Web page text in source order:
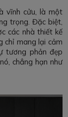
vĩnh cửu, là một
trọng. Đặc biệt,
các nhà thiết kế
chỉ mang lại cảm
tương phản đẹp
chẳng hạn như